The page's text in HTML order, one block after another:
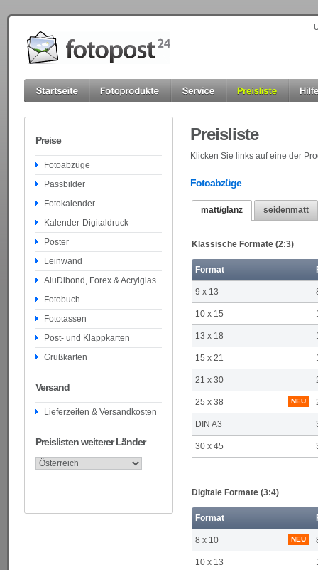
Preise
Fotoabzüge
Passbilder
Fotokalender
Kalender-Digitaldruck
Poster
Leinwand
AluDibond, Forex & Acrylglas
Fotobuch
Fototassen
Post- und Klappkarten
Grußkarten
Versand
Lieferzeiten & Versandkosten
Preislisten weiterer Länder
Preisliste
Klicken Sie links auf eine der
Fotoabzüge
matt/glanz seidenmatt
Klassische Formate (2:3)
Format
9 x 13
10 x 15
13 x 18
15 x 21
21 x 30
25 x 38 NEU
DIN A3
30 x 45
Digitale Formate (3:4)
Format
8 x 10 NEU
10 x 13